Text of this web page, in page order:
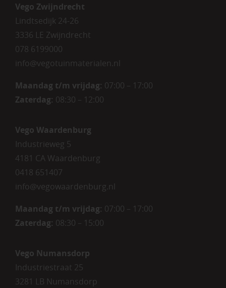
Vego Zwijndrecht
Lindtsedijk 24-26
3336 LE Zwijndrecht
078 6199000
info@vegotuinmaterialen.nl
Maandag t/m vrijdag: 07:00 – 17:00
Zaterdag: 08:30 – 12:00
Vego Waardenburg
Industrieweg 5
4181 CA Waardenburg
0418 651407
info@vegowaardenburg.nl
Maandag t/m vrijdag: 07:00 – 17:00
Zaterdag: 08:30 – 15:00
Vego Numansdorp
Industriestraat 25
3281 LB Numansdorp